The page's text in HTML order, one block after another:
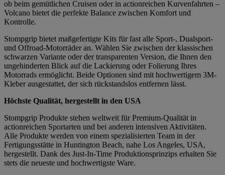
ob beim gemütlichen Cruisen oder in actionreichen Kurvenfahrten –
Volcano bietet die perfekte Balance zwischen Komfort und
Kontrolle.
Stompgrip bietet maßgefertigte Kits für fast alle Sport-, Dualsport-
und Offroad-Motorräder an. Wählen Sie zwischen der klassischen
schwarzen Variante oder der transparenten Version, die Ihnen den
ungehinderten Blick auf die Lackierung oder Folierung Ihres
Motorrads ermöglicht. Beide Optionen sind mit hochwertigem 3M-
Kleber ausgestattet, der sich rückstandslos entfernen lässt.
Höchste Qualität, hergestellt in den USA
Stompgrip Produkte stehen weltweit für Premium-Qualität in
actionreichen Sportarten und bei anderen intensiven Aktivitäten.
Alle Produkte werden von einem spezialisierten Team in der
Fertigungsstätte in Huntington Beach, nahe Los Angeles, USA,
hergestellt. Dank des Just-In-Time Produktionsprinzips erhalten Sie
stets die neueste und hochwertigste Ware.